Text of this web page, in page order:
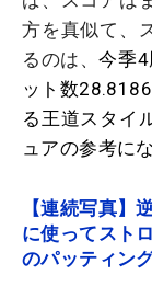
方を真似て、
るのは、今季
ット数
る王道スタイ
ュアの参考に
【連続写真】
に使ってスト
のパッティン